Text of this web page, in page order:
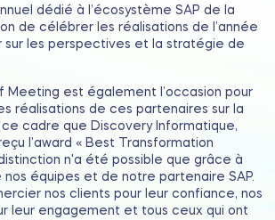
dédié à l’écosystème SAP de la
de célébrer les réalisations de l’année
sur les perspectives et la stratégie de
Meeting est également l’occasion pour
réalisations de ces partenaires sur la
ce cadre que Discovery Informatique,
l’award « Best Transformation
n'a été possible que grâce à
équipes et de notre partenaire SAP.
nos clients pour leur confiance, nos
leur engagement et tous ceux qui ont